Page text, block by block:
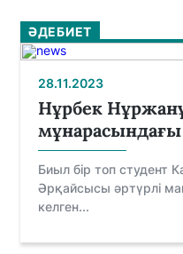
ӘДЕБИЕТ
28.11.2023
Нұрбек
мұнарасындағы
Биыл бір топ студент
Әрқайсысы әртүрлі
келген...